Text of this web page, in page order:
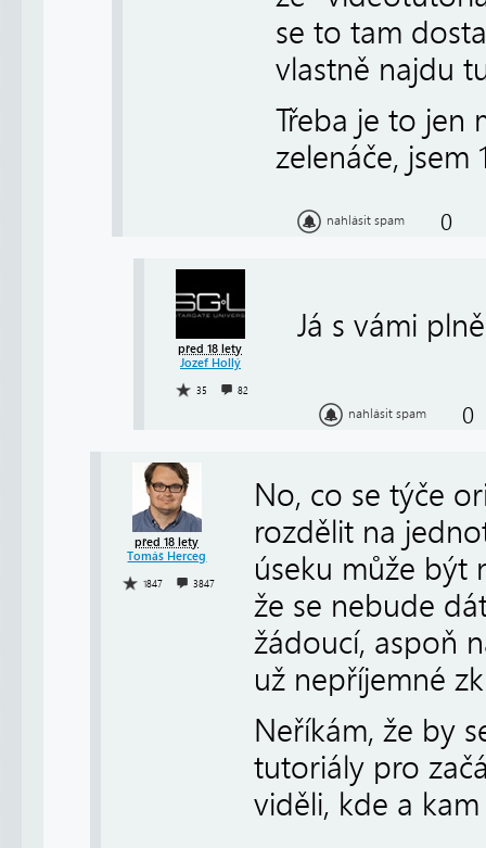
se to tam
vlastně najdu
Třeba je to jen
zelenáče, jsem
nahlásit spam 0
před 18 lety
Jozef Hollý
35 82
Já s vámi
nahlásit spam 0
před 18 lety
Tomáš Herceg
1847 3847
No, co se týče
rozdělit na
úseku může být
že se nebude
žádoucí, aspoň
už nepříjemné
Neříkám, že by
tutoriály pro
viděli, kde a